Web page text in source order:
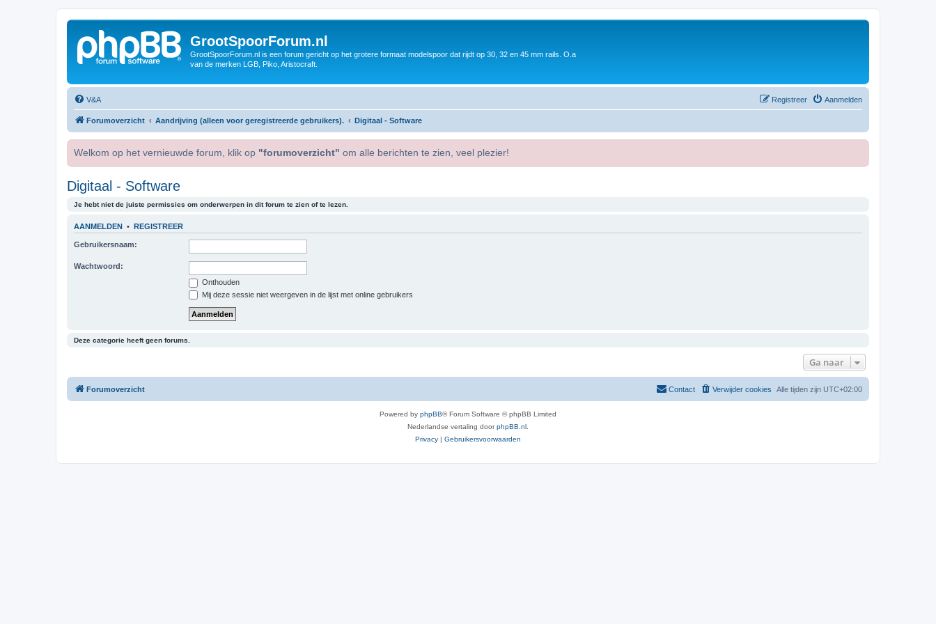
GrootSpoorForum.nl
GrootSpoorForum.nl is een forum gericht op het grotere formaat modelspoor dat rijdt op 30, 32 en 45 mm rails. O.a
van de merken LGB, Piko, Aristocraft.
V&A Aanmelden
Registreer
Forumoverzicht Aandrijving (alleen voor geregistreerde gebruikers). Digitaal - Software
Welkom op het vernieuwde forum, klik op "forumoverzicht" om alle berichten te zien, veel plezier!
Digitaal - Software
Je hebt niet de juiste permissies om onderwerpen in dit forum te zien of te lezen.
AANMELDEN • REGISTREER
Gebruikersnaam:
Wachtwoord:
Onthouden
Mij deze sessie niet weergeven in de lijst met online gebruikers
Deze categorie heeft geen forums.
Ga naar
Forumoverzicht Alle tijden zijn UTC+02:00
Verwijder cookies
Contact
Powered by phpBB® Forum Software © phpBB Limited
Nederlandse vertaling doorphpBB.nl.
Privacy | Gebruikersvoorwaarden